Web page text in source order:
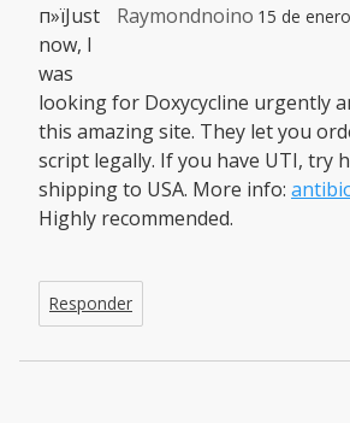
Raymondnoino 15 de
п»їJust
now, I
was
looking for Doxycycline urgently
this amazing site. They let you
script legally. If you have UTI, try
shipping to USA. More info:
Highly recommended.
Responder